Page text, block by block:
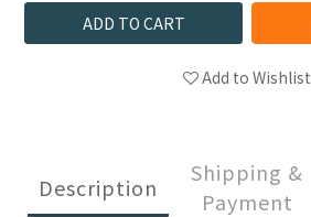
ADD TO CART
Add to Wishlist
Description
Shipping &
Payment